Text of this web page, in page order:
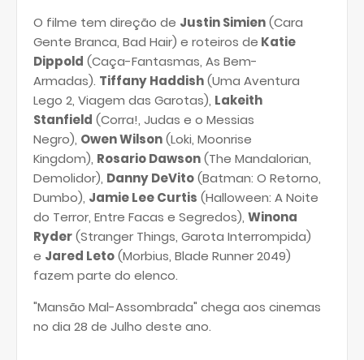
O filme tem direção de Justin Simien(Cara
Gente Branca, Bad Hair) e roteiros de Katie
Dippold (Caça-Fantasmas, As Bem-
Armadas). Tiffany Haddish(Uma Aventura
Lego 2, Viagem das Garotas), Lakeith
Stanfield (Corra!, Judas e o Messias
Negro), Owen Wilson(Loki, Moonrise
Kingdom), Rosario Dawson(The Mandalorian,
Demolidor), Danny DeVito(Batman: O Retorno,
Dumbo), Jamie Lee Curtis (Halloween: A Noite
do Terror, Entre Facas e Segredos), Winona
Ryder(Stranger Things, Garota Interrompida)
e Jared Leto(Morbius, Blade Runner 2049)
fazem parte do elenco.
"Mansão Mal-Assombrada" chega aos cinemas
no dia 28 de Julho deste ano.